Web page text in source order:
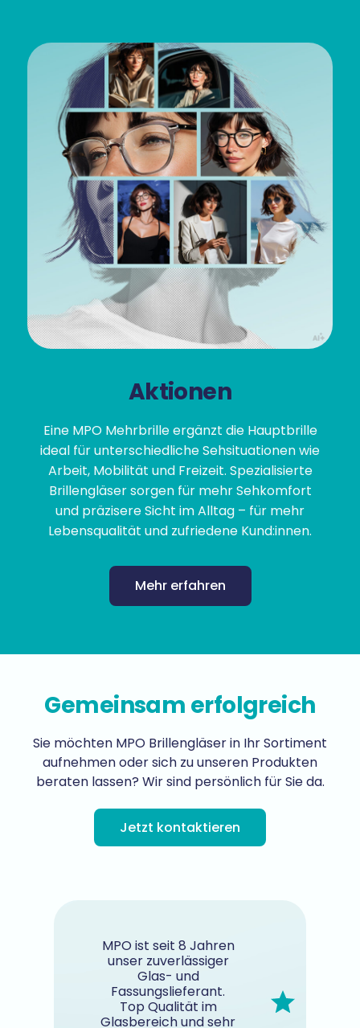
Aktionen
Eine MPO Mehrbrille ergänzt die Hauptbrille
ideal für unterschiedliche Sehsituationen wie
Arbeit, Mobilität und Freizeit. Spezialisierte
Brillengläser sorgen für mehr Sehkomfort
und präzisere Sicht im Alltag – für mehr
Lebensqualität und zufriedene Kund:innen.
Mehr erfahren
Gemeinsam erfolgreich
Sie möchten MPO Brillengläser in Ihr Sortiment
aufnehmen oder sich zu unseren Produkten
beraten lassen? Wir sind persönlich für Sie da.
Jetzt kontaktieren
MPO ist seit 8 Jahren
unser zuverlässiger
Glas- und
Fassungslieferant.
Top Qualität im
Glasbereich und sehr